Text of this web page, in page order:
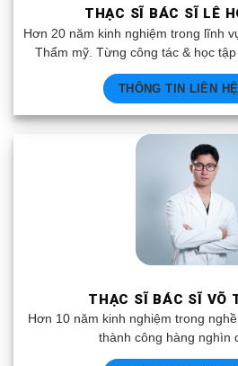
THẠC SĨ BÁC SĨ LÊ
Hơn 20 năm kinh nghiệm trong lĩnh
Thẩm mỹ. Từng công tác & học
THÔNG TIN LIÊN
THẠC SĨ BÁC SĨ VÕ
Hơn 10 năm kinh nghiệm trong
thành công hàng nghìn